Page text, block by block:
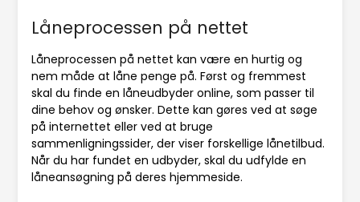
Låneprocessen på nettet
Låneprocessen på nettet kan være en hurtig og
nem måde at låne penge på. Først og fremmest
skal du finde en låneudbyder online, som passer til
dine behov og ønsker. Dette kan gøres ved at søge
på internettet eller ved at bruge
sammenligningssider, der viser forskellige lånetilbud.
Når du har fundet en udbyder, skal du udfylde en
låneansøgning på deres hjemmeside.